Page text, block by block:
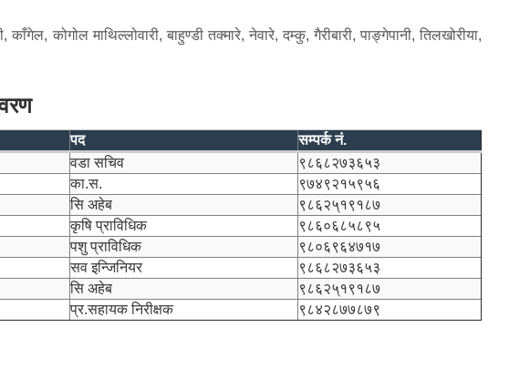
काँगेल, कोगोल माथिल्लोवारी, बाहु‍ण्डी तक्मारे, नेवारे, दम्कु, गैरीबारी, पाङ्गेपानी, तिलखोरीया,
पद
सम्पर्क नं.
वडा सचिव
९८६८२७३६५३
का.स.
९७४९२१५९५६
सि अहेब
९८६२५्१९१८७
कृषि प्राविधिक
९८६०६८५८९५
पशु प्राविधिक
९८०६९६४७१७
सव इन्जिनियर
९८६८२७३६५३
सि अहेब
९८६२५्१९१८७
प्र.सहायक निरीक्षक ९८४२८७७८७९